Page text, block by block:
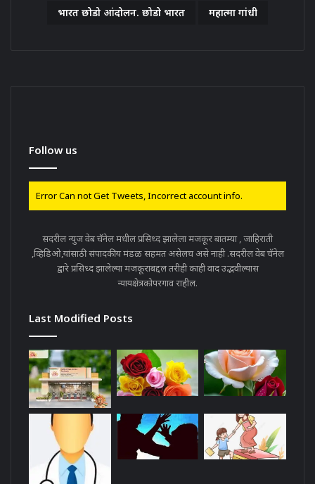
भारत छोडो आंदोलन. छोडो भारत महात्मा गांधी
Follow us
Error Can not Get Tweets, Incorrect account info.
सदरील न्युज वेब चॅनेल मधील प्रसिध्द झालेला मजकूर बातम्या , जाहिराती
,व्हिडिओ,यांसाठी संपादकीय मंडळ सहमत असेलच असे नाही .सदरील वेब चॅनेल
द्वारे प्रसिध्द झालेल्या मजकूराबद्दल तरीही काही वाद उद्भवील्यास
न्यायक्षेत्रकोपरगाव राहील.
Last Modified Posts